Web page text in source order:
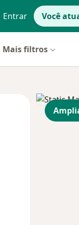
Entrar Você
Mais filtros
Segunda-feira
11